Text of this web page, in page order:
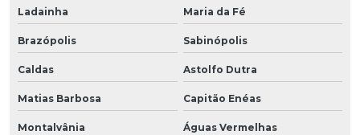
Ladainha Maria da Fé
Brazópolis Sabinópolis
Caldas Astolfo Dutra
Matias Barbosa Capitão Enéas
Montalvânia Águas Vermelhas